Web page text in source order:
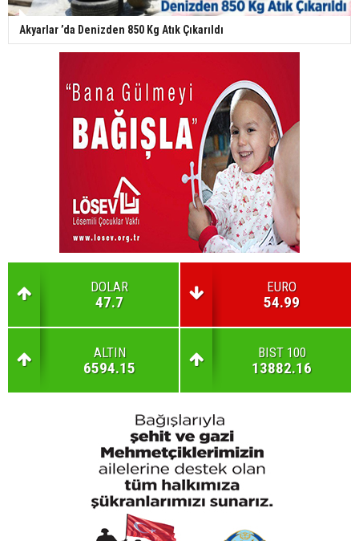
Akyarlar ’da Denizden 850 Kg Atık Çıkarıldı
DOLAR
47.7
EURO
54.99
ALTIN
6594.15
BIST 100
13882.16